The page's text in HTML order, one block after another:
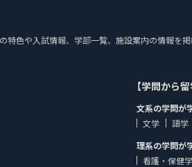
特色や入試情報、学部一覧、施設案内の情報を
【学問から
文系の学問が
文学
語学
理系の学問が
看護・保健学